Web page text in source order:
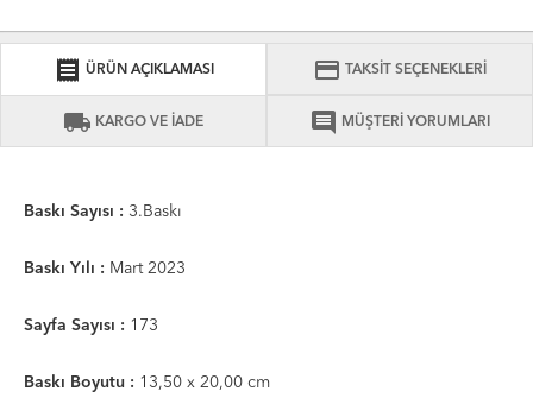
receipt ÜRÜN AÇIKLAMASI credit_card TAKSİT SEÇENEKLERİ
local_shipping KARGO VE İADE comment MÜŞTERİ YORUMLARI
Baskı Sayısı : 3.Baskı
Baskı Yılı : Mart 2023
Sayfa Sayısı : 173
Baskı Boyutu : 13,50 x 20,00 cm